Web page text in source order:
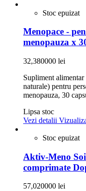
Stoc epuizat
Menopace -
menopauza x
32,380000 lei
Supliment
naturale) pentru
menopauza, 30
Lipsa stoc
Vezi detalii
Stoc epuizat
Aktiv-Meno
comprimate
57,020000 lei